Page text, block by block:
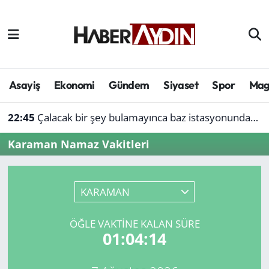
Asayiş Ekonomi Gündem Siyaset Spor
22:45 Çalacak bir şey bulamayınca baz istasyonundan akü çaldı
Karaman Namaz Vakitleri
KARAMAN
ÖĞLE VAKTINE KALAN SÜRE
01:04:14
Afyonkarahisar
Çevre
Denizli
Genel
Aydın Hava Durumu
Süper Lig Puan Durumu ve Fikstür
Tüm Manşetler
Son Dakika Haberleri
Haber Arşivi